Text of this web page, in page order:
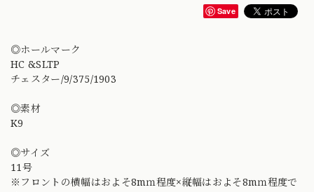
Save
◎ホールマーク
HC &SLTP
チェスター/9/375/1903
◎素材
K9
◎サイズ
11号
※フロントの横幅はおよそ8mｍ程度×縦幅はおよそ8mｍ程度で